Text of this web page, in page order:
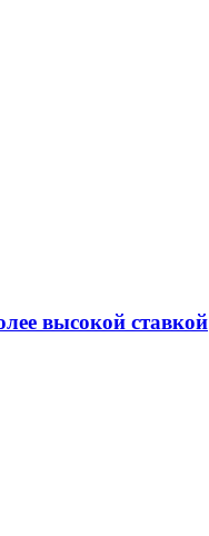
высокой ставкой